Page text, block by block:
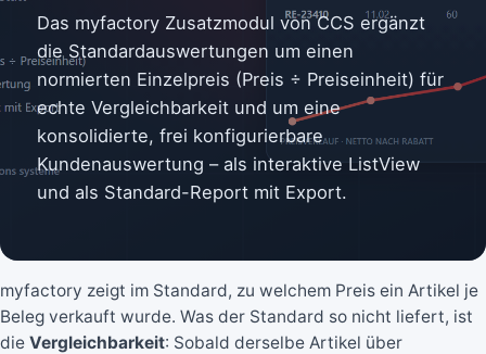
Das myfactory Zusatzmodul von CCS ergänzt
die Standardauswertungen um einen
normierten Einzelpreis (Preis ÷ Preiseinheit) für
echte Vergleichbarkeit und um eine
konsolidierte, frei konfigurierbare
Kundenauswertung – als interaktive ListView
und als Standard-Report mit Export.
myfactory zeigt im Standard, zu welchem Preis ein Artikel je
Beleg verkauft wurde. Was der Standard so nicht liefert, ist
die Vergleichbarkeit: Sobald derselbe Artikel über